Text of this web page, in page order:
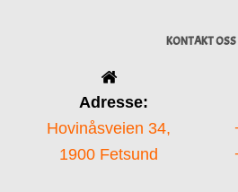
KONTAKT OSS
Adresse:
Hovinåsveien 34,
1900 Fetsund